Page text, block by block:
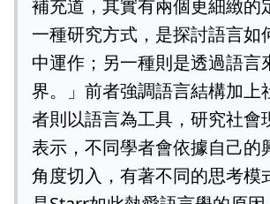
補充道，其實有兩個更細緻的
一種研究方式，是探討語言如
中運作；另一種則是透過語言
界。」前者強調語言結構加上
者則以語言為工具，研究社會
表示，不同學者會依據自己的
角度切入，有著不同的思考模